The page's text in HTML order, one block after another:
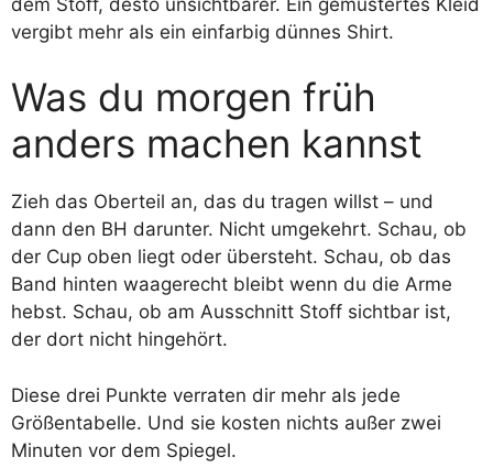
vergibt mehr als ein einfarbig dünnes Shirt.
Was du morgen früh
anders machen kannst
Zieh das Oberteil an, das du tragen willst – und
dann den BH darunter. Nicht umgekehrt. Schau, ob
der Cup oben liegt oder übersteht. Schau, ob das
Band hinten waagerecht bleibt wenn du die Arme
hebst. Schau, ob am Ausschnitt Stoff sichtbar ist,
der dort nicht hingehört.
Diese drei Punkte verraten dir mehr als jede
Größentabelle. Und sie kosten nichts außer zwei
Minuten vor dem Spiegel.